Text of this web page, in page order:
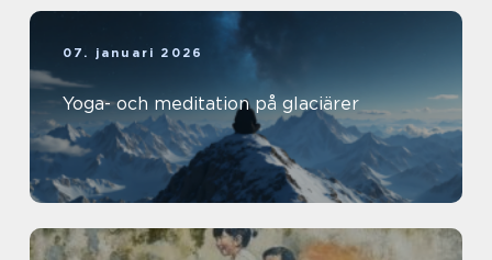
07. januari 2026
Yoga- och meditation på glaciärer